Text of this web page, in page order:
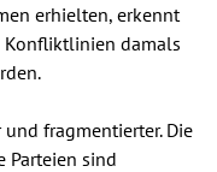
erhielten, erkennt
Konfliktlinien damals
fragmentierter. Die
Parteien sind